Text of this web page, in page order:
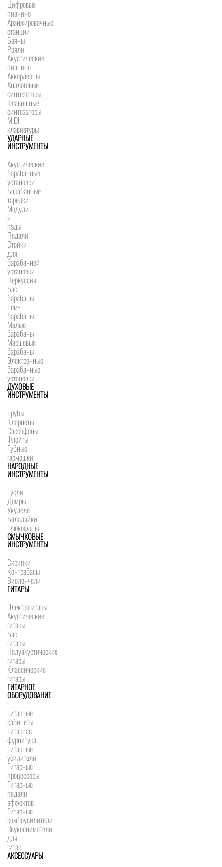
Цифровые
пианино
Аранжировочные
станции
Баяны
Рояли
Акустические
пианино
Аккордеоны
Аналоговые
синтезаторы
Клавишные
синтезаторы
MIDI
клавиатуры
УДАРНЫЕ
ИНСТРУМЕНТЫ
Акустические
барабанные
установки
Барабанные
тарелки
Модули
и
пэды
Педали
Стойки
для
барабанной
установки
Перкуссия
Бас
барабаны
Том-
барабаны
Малые
барабаны
Маршевые
барабаны
Электронные
барабанные
установки
ДУХОВЫЕ
ИНСТРУМЕНТЫ
Трубы
Кларнеты
Саксофоны
Флейты
Губные
гармошки
НАРОДНЫЕ
ИНСТРУМЕНТЫ
Гусли
Домры
Укулеле
Балалайки
Глюкофоны
СМЫЧКОВЫЕ
ИНСТРУМЕНТЫ
Скрипки
Контрабасы
Виолончели
ГИТАРЫ
Электрогитары
Акустические
гитары
Бас
гитары
Полуакустические
гитары
Классические
гитары
ГИТАРНОЕ
ОБОРУДОВАНИЕ
Гитарные
кабинеты
Гитарная
фурнитура
Гитарные
усилители
Гитарные
процессоры
Гитарные
педали
эффектов
Гитарные
комбоусилители
Звукосниматели
для
гитар
АКСЕССУАРЫ